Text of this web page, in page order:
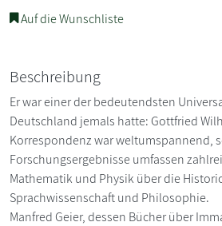
Auf die Wunschliste
Beschreibung
Er war einer der bedeutendsten
Deutschland jemals hatte: Gottfried
Korrespondenz war weltumspannend,
Forschungsergebnisse umfassen
Mathematik und Physik über die
Sprachwissenschaft und Philosophie.
Manfred Geier, dessen Bücher über